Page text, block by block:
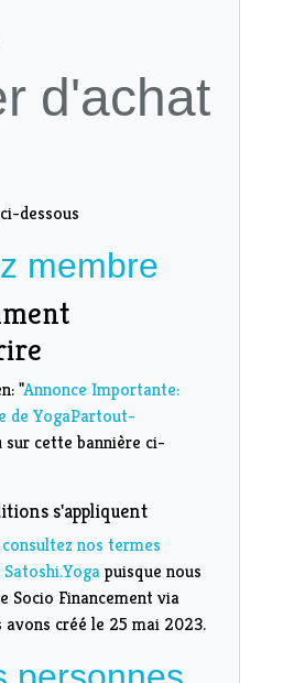
d'achat
dessous
membre
"Annonce Importante:
de YogaPartout-
sur cette bannière ci-
s'appliquent
consultez nos termes
puisque nous
Socio Financement via
créé le 25 mai 2023.